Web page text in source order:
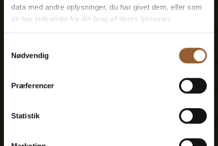
data med andre oplysninger, du har givet dem, eller som
de har indsamlet fra din brug af deres tjenester.
Nødvendig
Præferencer
Statistik
Kan benyttes til Bork Vikingemarked,